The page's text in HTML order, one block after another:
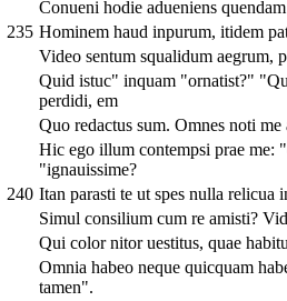
Conueni hodie adueniens
235 Hominem haud inpurum, itidem
Video sentum squalidum aegrum,
Quid istuc" inquam "ornatist?"
perdidi, em
Quo redactus sum. Omnes noti
Hic ego illum contempsi prae me:
"ignauissime?
240 Itan parasti te ut spes nulla relicua
Simul consilium cum re amisti?
Qui color nitor uestitus, quae
Omnia habeo neque quicquam
tamen".